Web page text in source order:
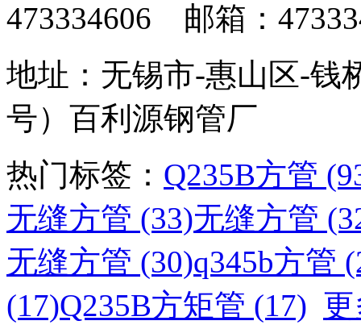
473334606 邮箱：
地址：无锡市-惠山区-钱
号）百利源钢管厂
热门标签： Q235B方管
无缝方管 (33)无缝方管
无缝方管 (30)q345b方管
(17)Q235B方矩管 (17)